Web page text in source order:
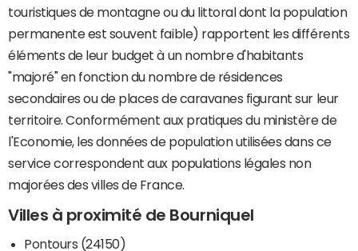
touristiques de montagne ou du littoral dont la population
permanente est souvent faible) rapportent les différents
éléments de leur budget à un nombre d'habitants
"majoré" en fonction du nombre de résidences
secondaires ou de places de caravanes figurant sur leur
territoire. Conformément aux pratiques du ministère de
l'Economie, les données de population utilisées dans ce
service correspondent aux populations légales non
majorées des villes de France.
Villes à proximité de Bourniquel
Pontours (24150)